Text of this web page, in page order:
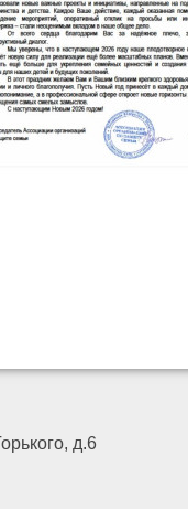
д.6